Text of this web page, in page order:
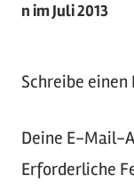
Mopar,
Cars
n im Juli 2013
Schreibe
Deine E-Mail-
Erforderliche